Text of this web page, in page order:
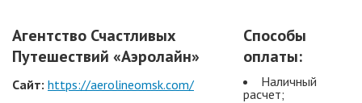
Агентство Счастливых
Путешествий «Аэролайн»
Сайт: https://aerolineomsk.com/
Способы
оплаты:
Наличный
расчет;